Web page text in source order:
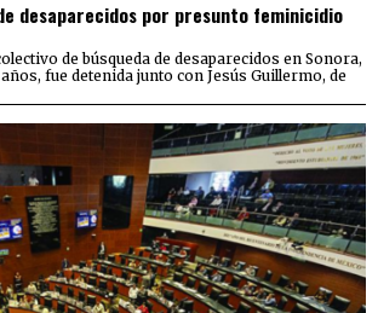
desaparecidos por presunto feminicidio
de búsqueda de desaparecidos en Sonora,
fue detenida junto con Jesús Guillermo, de